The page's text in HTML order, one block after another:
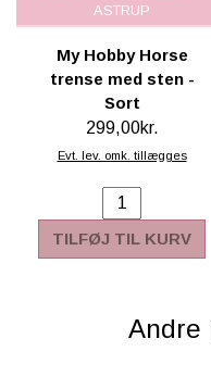
ASTRUP
My Hobby Horse
trense med sten -
Sort
299,00kr.
Evt. lev. omk. tillægges
TILFØJ TIL KURV
Andre